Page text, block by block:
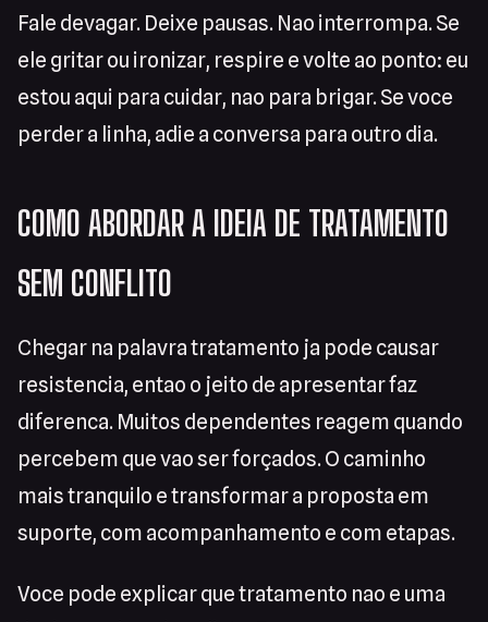
Fale devagar. Deixe pausas. Nao interrompa. Se
ele gritar ou ironizar, respire e volte ao ponto: eu
estou aqui para cuidar, nao para brigar. Se voce
perder a linha, adie a conversa para outro dia.
COMO ABORDAR A IDEIA DE TRATAMENTO
SEM CONFLITO
Chegar na palavra tratamento ja pode causar
resistencia, entao o jeito de apresentar faz
diferenca. Muitos dependentes reagem quando
percebem que vao ser forçados. O caminho
mais tranquilo e transformar a proposta em
suporte, com acompanhamento e com etapas.
Voce pode explicar que tratamento nao e uma